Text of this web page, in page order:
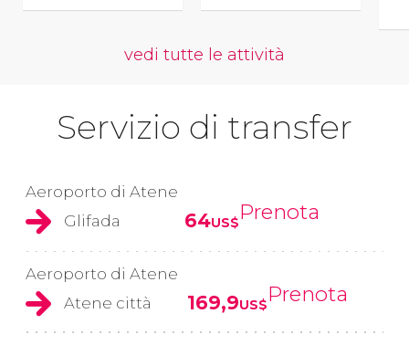
vedi tutte le attività
Servizio di transfer
Aeroporto di Atene
Glifada
64US$Prenota
Aeroporto di Atene
Atene città
169,9US$Prenota